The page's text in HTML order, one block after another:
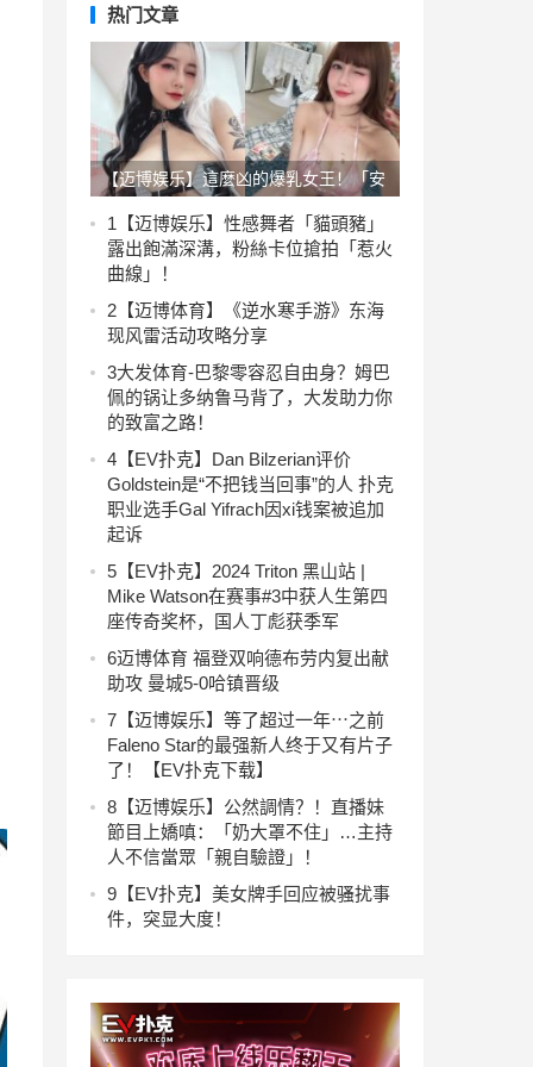
热门文章
【迈博娱乐】這麼凶的爆乳女王！「安
希」化身手遊角色，兩片布料包不住
「白嫩大肉包」
1 【迈博娱乐】性感舞者「貓頭豬」
露出飽滿深溝，粉絲卡位搶拍「惹火
曲線」！
2 【迈博体育】《逆水寒手游》东海
现风雷活动攻略分享
3大发体育-巴黎零容忍自由身？姆巴
佩的锅让多纳鲁马背了，大发助力你
的致富之路！
4 【EV扑克】Dan Bilzerian评价
Goldstein是“不把钱当回事”的人 扑克
职业选手Gal Yifrach因xi钱案被追加
起诉
5 【EV扑克】2024 Triton 黑山站 |
Mike Watson在赛事#3中获人生第四
座传奇奖杯，国人丁彪获季军
6迈博体育 福登双响德布劳内复出献
助攻 曼城5-0哈镇晋级
7 【迈博娱乐】等了超过一年⋯之前
Faleno Star的最强新人终于又有片子
了！【EV扑克下载】
8 【迈博娱乐】公然調情？！直播妹
節目上嬌嗔：「奶大罩不住」…主持
人不信當眾「親自驗證」！
9 【EV扑克】美女牌手回应被骚扰事
件，突显大度！